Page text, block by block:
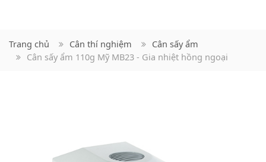
Trang chủ Cân thí nghiệm
Cân sấy ẩm
Cân sấy ẩm 110g Mỹ MB23 - Gia nhiệt hồng ngoại